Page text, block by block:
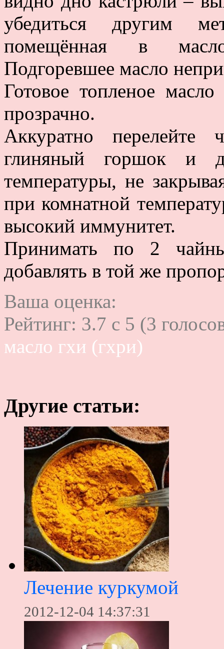
убедиться другим
помещённая в масло
Подгоревшее масло
Готовое топленое
прозрачно.
Аккуратно
глиняный горшок и
температуры, не
при комнатной
высокий иммунитет.
Принимать по 2
добавлять в той же
Ваша оценка:
Рейтинг: 3.7 c 5 (3
масло гхи (гхри)
Другие статьи:
Лечение куркумой
2012-12-04 14:37:31